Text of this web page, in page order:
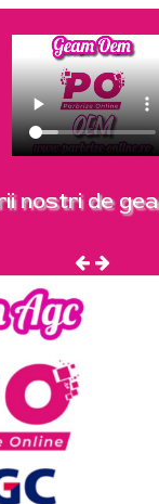
nostri de